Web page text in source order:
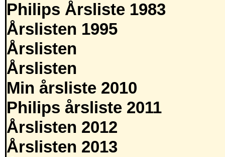
Philips Årsliste 1983
Årslisten 1995
Årslisten
Årslisten
Min årsliste 2010
Philips årsliste 2011
Årslisten 2012
Årslisten 2013